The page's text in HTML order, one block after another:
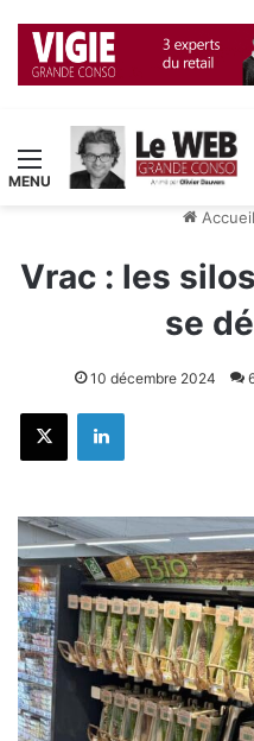
Menu
Accueil
Vrac : les
se
10 décembre 2024
X Linkedin